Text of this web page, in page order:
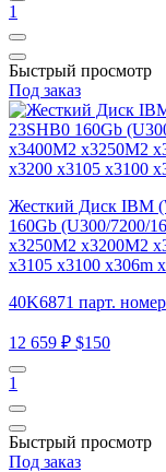
1
Быстрый просмотр
Под заказ
Жесткий Диск IBM
160Gb (U300/7200/
x3250M2 x3200M2
x3105 x3100 x306m
40K6871 парт. номер
12 659 ₽ $150
1
Быстрый просмотр
Под заказ